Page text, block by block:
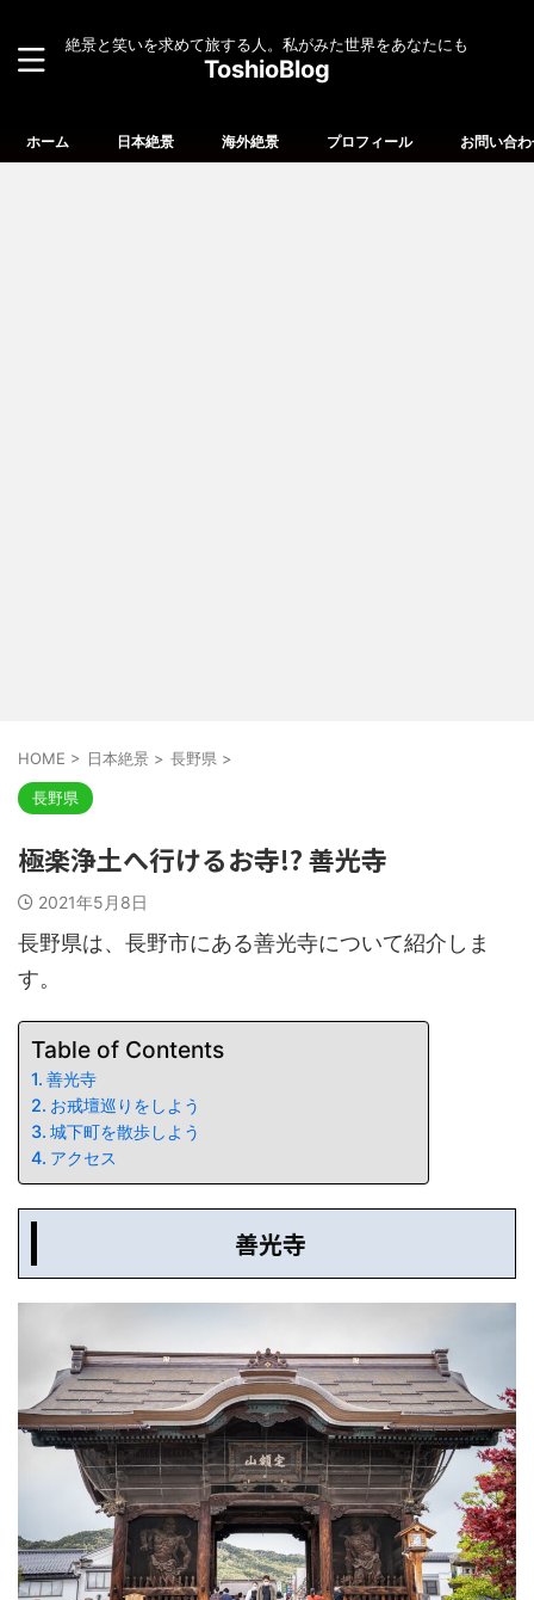
絶景と笑いを求めて旅する人。私がみた世界をあなたにも
ToshioBlog
ホーム 日本絶景 海外絶景 プロフィール お問い合
HOME > 日本絶景 > 長野県 >
長野県
極楽浄土へ行けるお寺!? 善光寺
2021年5月8日
長野県は、長野市にある善光寺について紹介しま
す。
Table of Contents
善光寺
お戒壇巡りをしよう
城下町を散歩しよう
アクセス
善光寺